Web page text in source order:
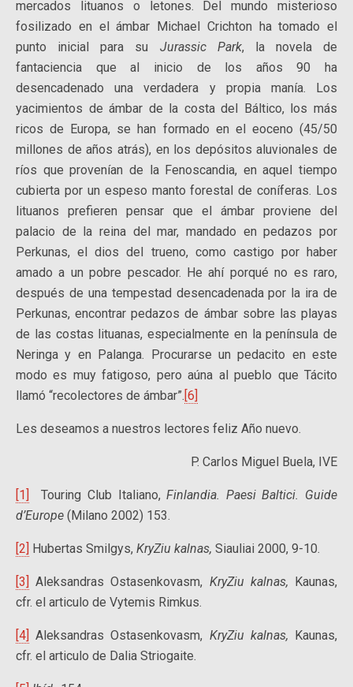
mercados lituanos o letones. Del mundo misterioso
fosilizado en el ámbar Michael Crichton ha tomado el
punto inicial para su Jurassic Park, la novela de
fantaciencia que al inicio de los años 90 ha
desencadenado una verdadera y propia manía. Los
yacimientos de ámbar de la costa del Báltico, los más
ricos de Europa, se han formado en el eoceno (45/50
millones de años atrás), en los depósitos aluvionales de
ríos que provenían de la Fenoscandia, en aquel tiempo
cubierta por un espeso manto forestal de coníferas. Los
lituanos prefieren pensar que el ámbar proviene del
palacio de la reina del mar, mandado en pedazos por
Perkunas, el dios del trueno, como castigo por haber
amado a un pobre pescador. He ahí porqué no es raro,
después de una tempestad desencadenada por la ira de
Perkunas, encontrar pedazos de ámbar sobre las playas
de las costas lituanas, especialmente en la península de
Neringa y en Palanga. Procurarse un pedacito en este
modo es muy fatigoso, pero aúna al pueblo que Tácito
llamó “recolectores de ámbar”.[6]
Les deseamos a nuestros lectores feliz Año nuevo.
P. Carlos Miguel Buela, IVE
[1] Touring Club Italiano,Finlandia. Paesi Baltici. Guide
d’Europe (Milano 2002) 153.
[2] Hubertas Smilgys, KryZiu kalnas, Siauliai 2000, 9-10.
[3] Aleksandras Ostasenkovasm, KryZiu kalnas, Kaunas,
cfr. el articulo de Vytemis Rimkus.
[4] Aleksandras Ostasenkovasm, KryZiu kalnas, Kaunas,
cfr. el articulo de Dalia Striogaite.